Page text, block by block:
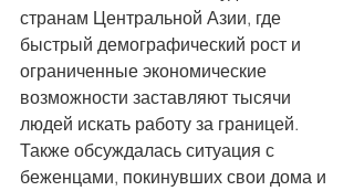
странам Центральной Азии, где
быстрый демографический рост и
ограниченные экономические
возможности заставляют тысячи
людей искать работу за границей.
Также обсуждалась ситуация с
беженцами, покинувших свои дома и